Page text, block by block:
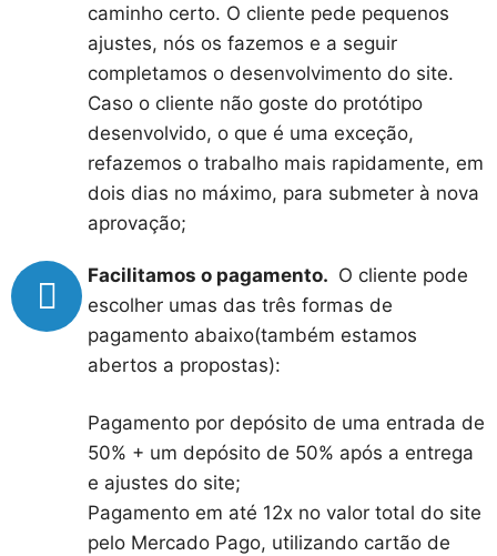
caminho certo. O cliente pede pequenos
ajustes, nós os fazemos e a seguir
completamos o desenvolvimento do site.
Caso o cliente não goste do protótipo
desenvolvido, o que é uma exceção,
refazemos o trabalho mais rapidamente, em
dois dias no máximo, para submeter à nova
aprovação;
Facilitamos o pagamento. O cliente pode
escolher umas das três formas de
pagamento abaixo(também estamos
abertos a propostas):
Pagamento por depósito de uma entrada de
50% + um depósito de 50% após a entrega
e ajustes do site;
Pagamento em até 12x no valor total do site
pelo Mercado Pago, utilizando cartão de